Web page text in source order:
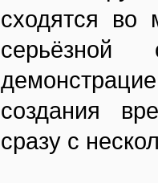
сходятся во
создания
сразу с